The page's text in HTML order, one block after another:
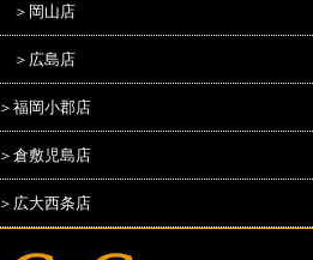
＞岡山店
＞広島店
＞福岡小郡店
＞倉敷児島店
＞広大西条店